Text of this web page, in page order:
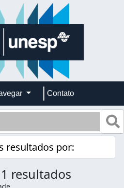
Contato
resultados por:
resultados